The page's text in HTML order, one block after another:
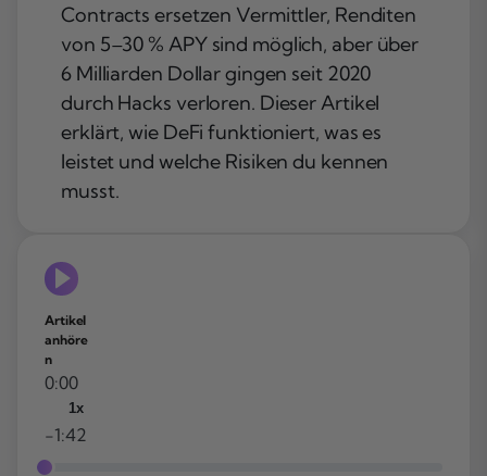
Contracts ersetzen Vermittler, Renditen
von 5–30 % APY sind möglich, aber über
6 Milliarden Dollar gingen seit 2020
durch Hacks verloren. Dieser Artikel
erklärt, wie DeFi funktioniert, was es
leistet und welche Risiken du kennen
musst.
Artikel
anhöre
n
0:00
1x
-1:42